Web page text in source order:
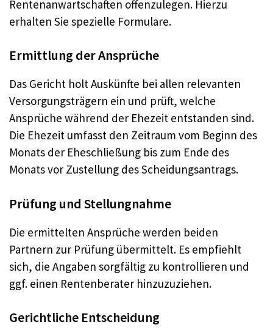
Rentenanwartschaften offenzulegen. Hierzu
erhalten Sie spezielle Formulare.
Ermittlung der Ansprüche
Das Gericht holt Auskünfte bei allen relevanten
Versorgungsträgern ein und prüft, welche
Ansprüche während der Ehezeit entstanden sind.
Die Ehezeit umfasst den Zeitraum vom Beginn des
Monats der Eheschließung bis zum Ende des
Monats vor Zustellung des Scheidungsantrags.
Prüfung und Stellungnahme
Die ermittelten Ansprüche werden beiden
Partnern zur Prüfung übermittelt. Es empfiehlt
sich, die Angaben sorgfältig zu kontrollieren und
ggf. einen Rentenberater hinzuzuziehen.
Gerichtliche Entscheidung